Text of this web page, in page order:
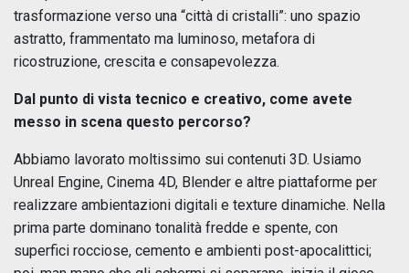
trasformazione verso una “città di cristalli”: uno spazio
astratto, frammentato ma luminoso, metafora di
ricostruzione, crescita e consapevolezza.
Dal punto di vista tecnico e creativo, come avete
messo in scena questo percorso?
Abbiamo lavorato moltissimo sui contenuti 3D. Usiamo
Unreal Engine, Cinema 4D, Blender e altre piattaforme per
realizzare ambientazioni digitali e texture dinamiche. Nella
prima parte dominano tonalità fredde e spente, con
superfici rocciose, cemento e ambienti post-apocalittici;